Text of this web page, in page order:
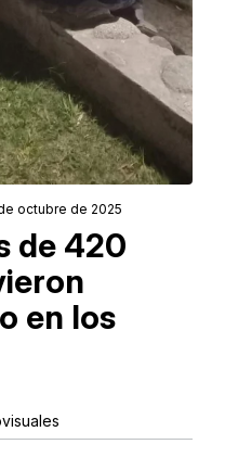
octubre de 2025
de 420
en los